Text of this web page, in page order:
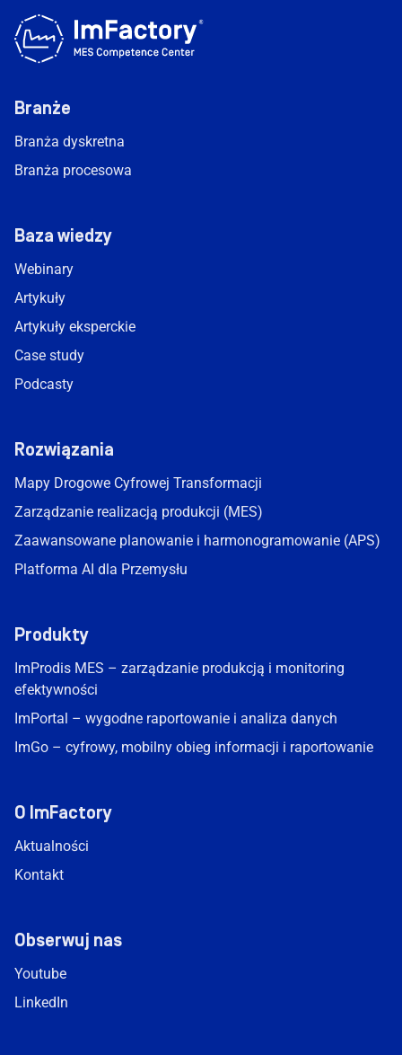
Branże
Branża dyskretna
Branża procesowa
Baza wiedzy
Webinary
Artykuły
Artykuły eksperckie
Case study
Podcasty
Rozwiązania
Mapy Drogowe Cyfrowej Transformacji
Zarządzanie realizacją produkcji (MES)
Zaawansowane planowanie i harmonogramowanie (APS)
Platforma AI dla Przemysłu
Produkty
ImProdis MES – zarządzanie produkcją i monitoring
efektywności
ImPortal – wygodne raportowanie i analiza danych
ImGo – cyfrowy, mobilny obieg informacji i raportowanie
O ImFactory
Aktualności
Kontakt
Obserwuj nas
Youtube
LinkedIn